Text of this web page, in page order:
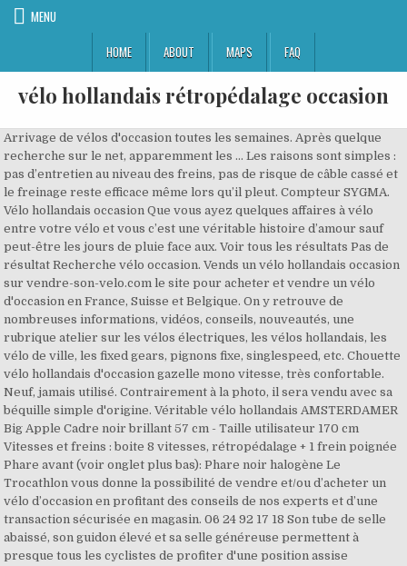
MENU
HOME
ABOUT MAPS FAQ
vélo hollandais rétropédalage occasion
Arrivage de vélos d'occasion toutes les semaines. Après quelque
recherche sur le net, apparemment les … Les raisons sont simples :
pas d’entretien au niveau des freins, pas de risque de câble cassé et
le freinage reste efficace même lors qu’il pleut. Compteur SYGMA.
Vélo hollandais occasion Que vous ayez quelques affaires à vélo
entre votre vélo et vous c’est une véritable histoire d’amour sauf
peut-être les jours de pluie face aux. Voir tous les résultats Pas de
résultat Recherche vélo occasion. Vends un vélo hollandais occasion
sur vendre-son-velo.com le site pour acheter et vendre un vélo
d'occasion en France, Suisse et Belgique. On y retrouve de
nombreuses informations, vidéos, conseils, nouveautés, une
rubrique atelier sur les vélos électriques, les vélos hollandais, les
vélo de ville, les fixed gears, pignons fixe, singlespeed, etc. Chouette
vélo hollandais d'occasion gazelle mono vitesse, très confortable.
Neuf, jamais utilisé. Contrairement à la photo, il sera vendu avec sa
béquille simple d'origine. Véritable vélo hollandais AMSTERDAMER
Big Apple Cadre noir brillant 57 cm - Taille utilisateur 170 cm
Vitesses et freins : boite 8 vitesses, rétropédalage + 1 frein poignée
Phare avant (voir onglet plus bas): Phare noir halogène Le
Trocathlon vous donne la possibilité de vendre et/ou d’acheter un
vélo d’occasion en profitant des conseils de nos experts et d’une
transaction sécurisée en magasin. 06 24 92 17 18 Son tube de selle
abaissé, son guidon élevé et sa selle généreuse permettent à
presque tous les cyclistes de profiter d'une position assise